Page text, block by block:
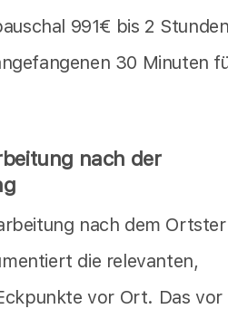
991€ bis 2
30 Minuten
nach der
nach dem
die relevanten,
vor Ort. Das